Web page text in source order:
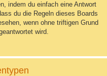
indem du einfach eine Antwort
du die Regeln dieses Boards
wenn ohne triftigen Grund
wird.